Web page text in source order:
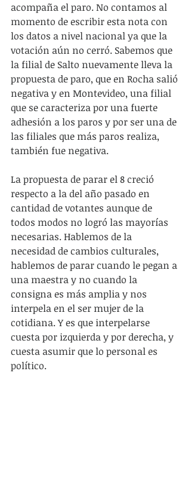
acompaña el paro. No contamos al
momento de escribir esta nota con
los datos a nivel nacional ya que la
votación aún no cerró. Sabemos que
la filial de Salto nuevamente lleva la
propuesta de paro, que en Rocha salió
negativa y en Montevideo, una filial
que se caracteriza por una fuerte
adhesión a los paros y por ser una de
las filiales que más paros realiza,
también fue negativa.
La propuesta de parar el 8 creció
respecto a la del año pasado en
cantidad de votantes aunque de
todos modos no logró las mayorías
necesarias. Hablemos de la
necesidad de cambios culturales,
hablemos de parar cuando le pegan a
una maestra y no cuando la
consigna es más amplia y nos
interpela en el ser mujer de la
cotidiana. Y es que interpelarse
cuesta por izquierda y por derecha, y
cuesta asumir que lo personal es
político.